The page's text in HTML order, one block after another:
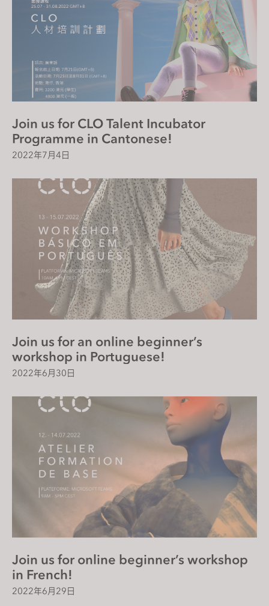
Join us for CLO Talent Incubator
Programme in Cantonese!
2022年7月4日
Join us for an online beginner’s
workshop in Portuguese!
2022年6月30日
Join us for online beginner’s workshop
in French!
2022年6月29日